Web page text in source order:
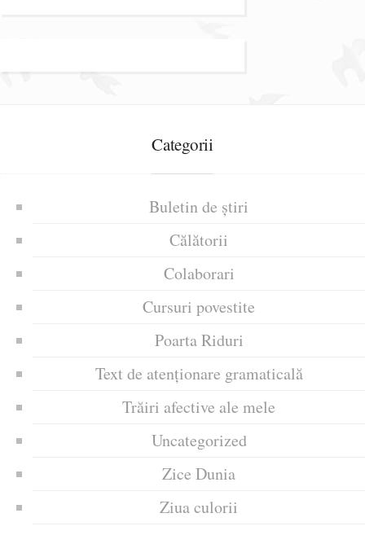
Categorii
Buletin de știri
Călătorii
Colaborari
Cursuri povestite
Poarta Riduri
Text de atenționare gramaticală
Trăiri afective ale mele
Uncategorized
Zice Dunia
Ziua culorii